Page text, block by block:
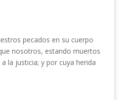
pecados en su cuerpo
nosotros, estando muertos
la justicia; y por cuya herida